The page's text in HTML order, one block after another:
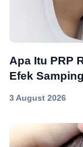
Apa Itu PRP
Efek
3 August 2026